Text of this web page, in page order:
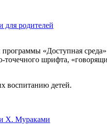
для родителей
«Доступная
шрифта,
воспитанию детей.
Х. Мураками